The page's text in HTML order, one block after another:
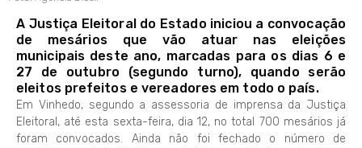
A Justiça Eleitoral do Estado iniciou a convocação
de mesários que vão atuar nas eleições
municipais deste ano, marcadas para os dias 6 e
27 de outubro (segundo turno), quando serão
eleitos prefeitos e vereadores em todo o país.
Em Vinhedo, segundo a assessoria de imprensa da Justiça
Eleitoral, até esta sexta-feira, dia 12, no total 700 mesários já
foram convocados. Ainda não foi fechado o número de